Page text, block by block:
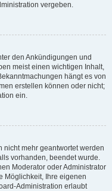
vergeben.
den Ankündigungen und
meist einen wichtigen Inhalt,
hängt es von
erstellen können oder nicht;
ein.
nicht mehr geantwortet werden
vorhanden, beendet wurde.
Moderator oder Administrator
Möglichkeit, Ihre eigenen
Administration erlaubt